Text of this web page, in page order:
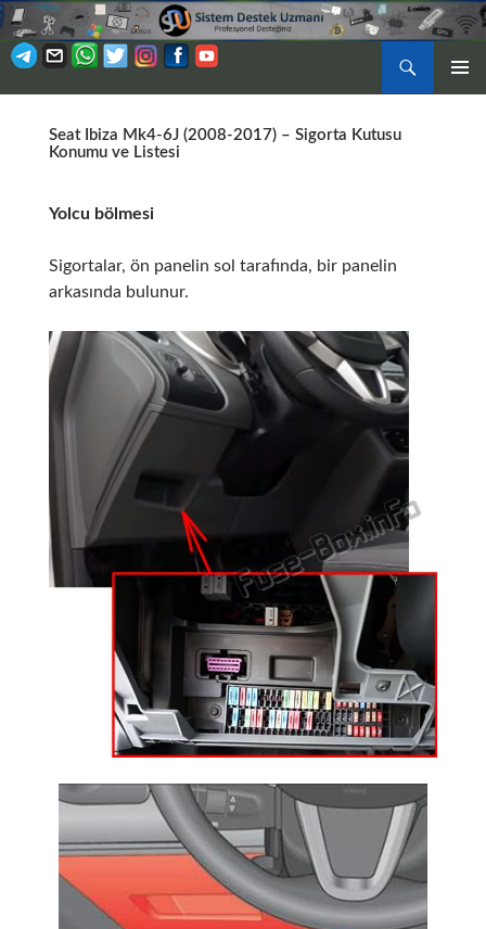
Ara
ATLASeat Ibiza Mk4-6J (2008-2017) – Sigorta Kutusu
Konumu ve Listesi
Yolcu bölmesi
Sigortalar, ön panelin sol tarafında, bir panelin
arkasında bulunur.